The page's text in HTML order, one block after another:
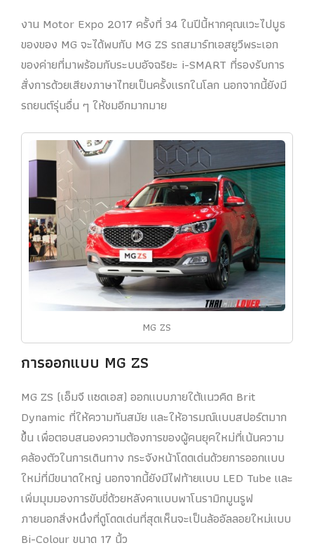
งาน Motor Expo 2017 ครั้งที่ 34 ในปีนี้หากคุณแวะไปบูธ
ของของ MG จะได้พบกับ MG ZS รถสมาร์ทเอสยูวีพระเอก
ของค่ายที่มาพร้อมกับระบบอัจฉริยะ i-SMART ที่รองรับการ
สั่งการด้วยเสียงภาษาไทยเป็นครั้งแรกในโลก นอกจากนี้ยังมี
รถยนต์รุ่นอื่น ๆ ให้ชมอีกมากมาย
MG ZS
การออกแบบ MG ZS
MG ZS (เอ็มจี แซดเอส) ออกแบบภายใต้แนวคิด Brit
Dynamic ที่ให้ความทันสมัย และให้อารมณ์แบบสปอร์ตมาก
ขึ้น เพื่อตอบสนองความต้องการของผู้คนยุคใหม่ที่เน้นความ
คล้องตัวในการเดินทาง กระจังหน้าโดดเด่นด้วยการออกแบบ
ใหม่ที่มีขนาดใหญ่ นอกจากนี้ยังมีไฟท้ายแบบ LED Tube และ
เพิ่มมุมมองการขับขี่ด้วยหลังคาแบบพาโนรามิกมูนรูฟ
ภายนอกสิ่งหนึ่งที่ดูโดดเด่นที่สุดเห็นจะเป็นล้ออัลลอยใหม่แบบ
Bi-Colour ขนาด 17 นิ้ว